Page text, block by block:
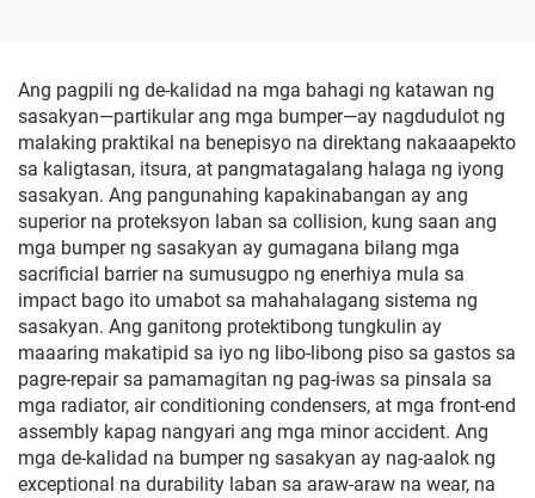
Ang pagpili ng de-kalidad na mga bahagi ng katawan ng
sasakyan—partikular ang mga bumper—ay nagdudulot ng
malaking praktikal na benepisyo na direktang nakaaapekto
sa kaligtasan, itsura, at pangmatagalang halaga ng iyong
sasakyan. Ang pangunahing kapakinabangan ay ang
superior na proteksyon laban sa collision, kung saan ang
mga bumper ng sasakyan ay gumagana bilang mga
sacrificial barrier na sumusugpo ng enerhiya mula sa
impact bago ito umabot sa mahahalagang sistema ng
sasakyan. Ang ganitong protektibong tungkulin ay
maaaring makatipid sa iyo ng libo-libong piso sa gastos sa
pagre-repair sa pamamagitan ng pag-iwas sa pinsala sa
mga radiator, air conditioning condensers, at mga front-end
assembly kapag nangyari ang mga minor accident. Ang
mga de-kalidad na bumper ng sasakyan ay nag-aalok ng
exceptional na durability laban sa araw-araw na wear, na